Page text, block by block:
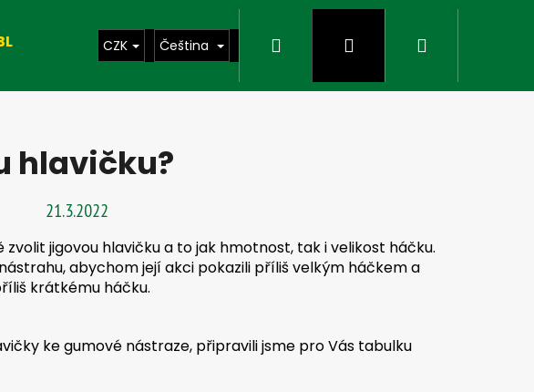
CZK Čeština Hledat PřihlášeníNákupní
hlavičku?
21.3.2022
jigovou hlavičku a to jak hmotnost, tak i velikost háčku.
abychom její akci pokazili příliš velkým háčkem a
krátkému háčku.
ke gumové nástraze, připravili jsme pro Vás tabulku
Následující